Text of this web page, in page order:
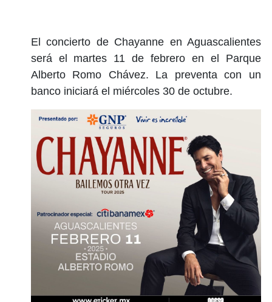
El concierto de Chayanne en Aguascalientes
será el martes 11 de febrero en el Parque
Alberto Romo Chávez. La preventa con un
banco iniciará el miércoles 30 de octubre.